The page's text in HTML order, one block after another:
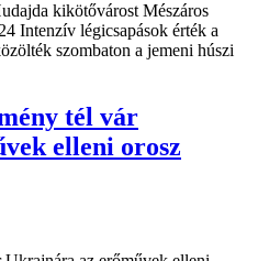
kikötővárost Mészáros
Intenzív légicsapások érték a
szombaton a jemeni húszi
tél vár
elleni orosz